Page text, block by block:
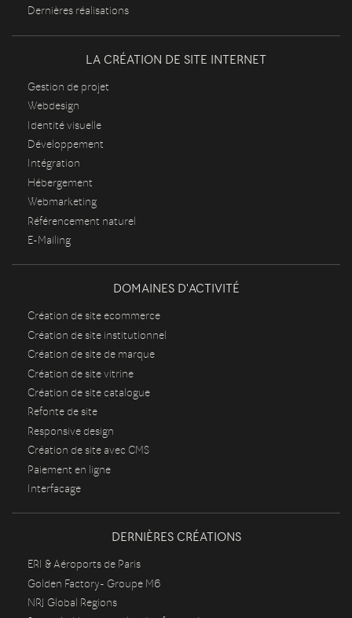
Dernières réalisations
LA CRÉATION DE SITE INTERNET
Gestion de projet
Webdesign
Identité visuelle
Développement
Intégration
Hébergement
Webmarketing
Référencement naturel
E-Mailing
DOMAINES D'ACTIVITÉ
Création de site ecommerce
Création de site institutionnel
Création de site de marque
Création de site vitrine
Création de site catalogue
Refonte de site
Responsive design
Création de site avec CMS
Paiement en ligne
Interfacage
DERNIÈRES CRÉATIONS
ERI & Aéroports de Paris
Golden Factory- Groupe M6
NRJ Global Regions